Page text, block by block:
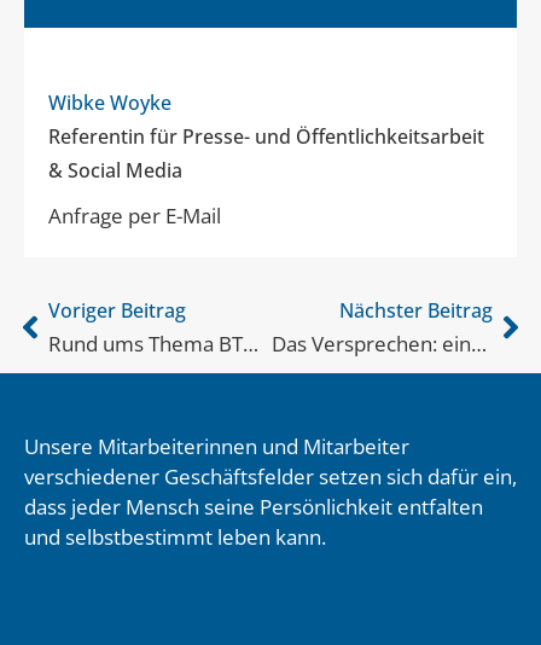
Wibke Woyke
Referentin für Presse- und Öffentlichkeitsarbeit
& Social Media
Anfrage per E-Mail
Voriger Beitrag
Rund ums Thema BTHG
Nächster Beitrag
Das Versprechen: eine Achterbahnfahrt
Unsere Mitarbeiterinnen und Mitarbeiter
verschiedener Geschäftsfelder setzen sich dafür ein,
dass jeder Mensch seine Persönlichkeit entfalten
und selbstbestimmt leben kann.